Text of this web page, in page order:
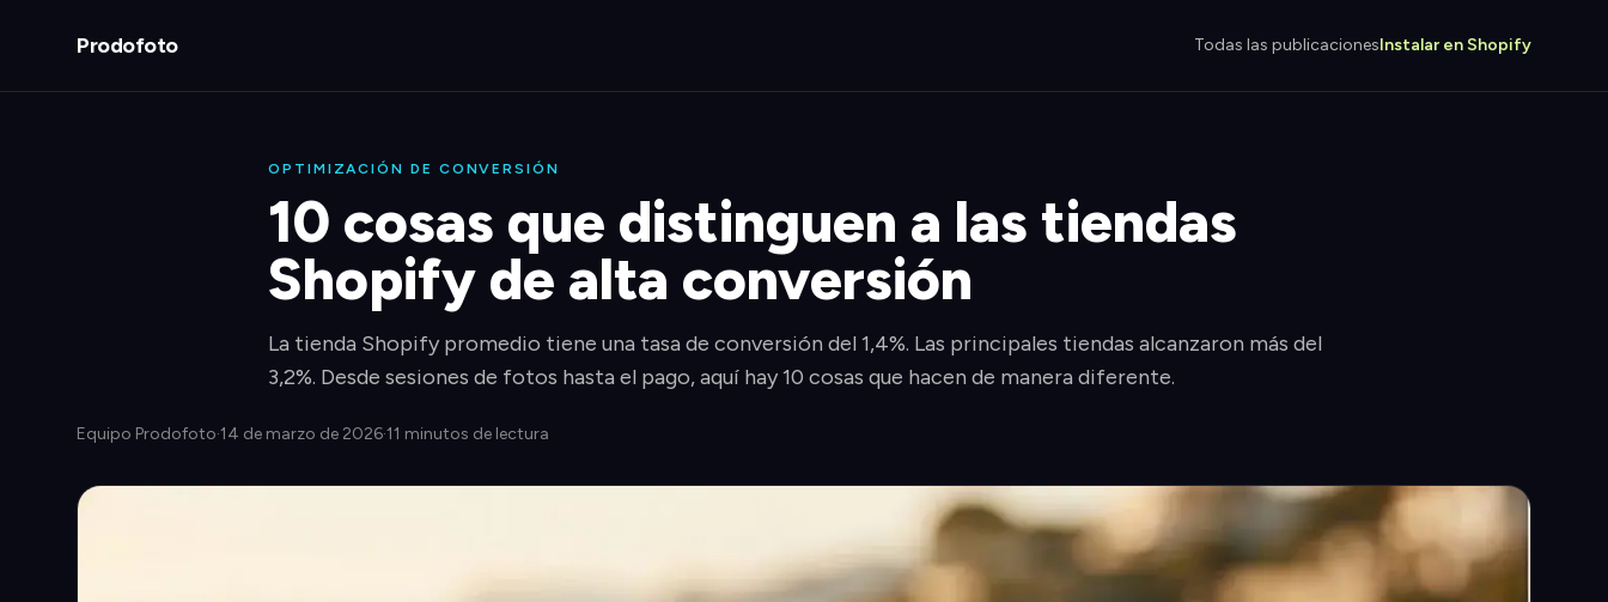
Prodofoto Todas las publicacionesInstalar en Shopify
OPTIMIZACIÓN DE CONVERSIÓN
10 cosas que distinguen a las tiendas
Shopify de alta conversión
La tienda Shopify promedio tiene una tasa de conversión del 1,4%. Las principales tiendas alcanzaron más del
3,2%. Desde sesiones de fotos hasta el pago, aquí hay 10 cosas que hacen de manera diferente.
Equipo Prodofoto·14 de marzo de 2026·11 minutos de lectura